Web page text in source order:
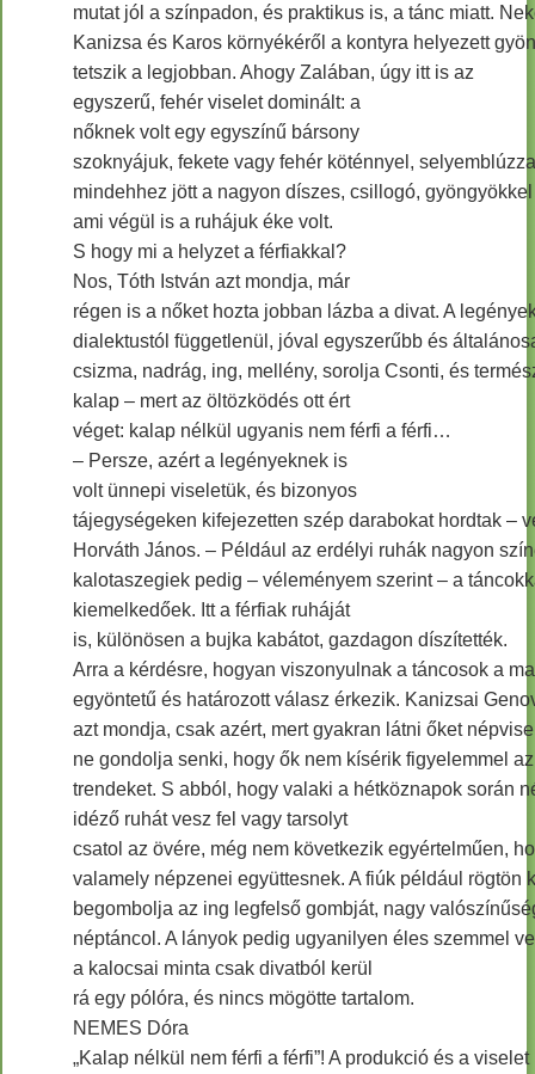
mutat jól a színpadon, és praktikus is, a tánc miatt.
Kanizsa és Karos környékéről a kontyra helyezett
tetszik a legjobban. Ahogy Zalában, úgy itt is az
egyszerű, fehér viselet dominált: a
nőknek volt egy egyszínű bársony
szoknyájuk, fekete vagy fehér köténnyel,
mindehhez jött a nagyon díszes, csillogó,
ami végül is a ruhájuk éke volt.
S hogy mi a helyzet a férfiakkal?
Nos, Tóth István azt mondja, már
régen is a nőket hozta jobban lázba a divat. A
dialektustól függetlenül, jóval egyszerűbb és
csizma, nadrág, ing, mellény, sorolja Csonti, és
kalap – mert az öltözködés ott ért
véget: kalap nélkül ugyanis nem férfi a férfi…
– Persze, azért a legényeknek is
volt ünnepi viseletük, és bizonyos
tájegységeken kifejezetten szép darabokat hordtak –
Horváth János. – Például az erdélyi ruhák nagyon
kalotaszegiek pedig – véleményem szerint – a
kiemelkedőek. Itt a férfiak ruháját
is, különösen a bujka kabátot, gazdagon díszítették.
Arra a kérdésre, hogyan viszonyulnak a táncosok a
egyöntetű és határozott válasz érkezik. Kanizsai
azt mondja, csak azért, mert gyakran látni őket
ne gondolja senki, hogy ők nem kísérik figyelemmel
trendeket. S abból, hogy valaki a hétköznapok során
idéző ruhát vesz fel vagy tarsolyt
csatol az övére, még nem következik egyértelműen,
valamely népzenei együttesnek. A fiúk például rögtön
begombolja az ing legfelső gombját, nagy
néptáncol. A lányok pedig ugyanilyen éles szemmel
a kalocsai minta csak divatból kerül
rá egy pólóra, és nincs mögötte tartalom.
NEMES Dóra
„Kalap nélkül nem férfi a férfi”! A produkció és a viselet